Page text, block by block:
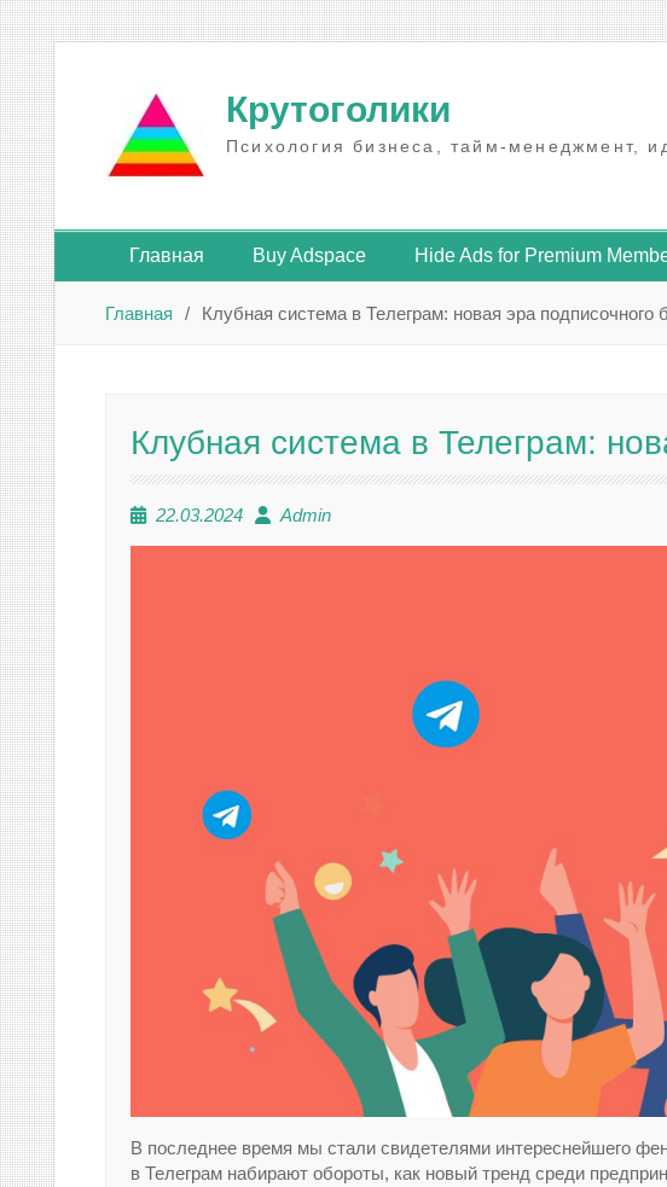
Промотать
к
содержимому
Крутоголики
Психология бизнеса, тайм-менеджмент,
Главная Buy Adspace Hide Ads for Premium
Главная Клубная система в Телеграм: новая эра подписочного
Клубная система в Телеграм:
22.03.2024 Admin
В последнее время мы стали свидетелями интереснейшего
в Телеграм набирают обороты, как новый тренд среди